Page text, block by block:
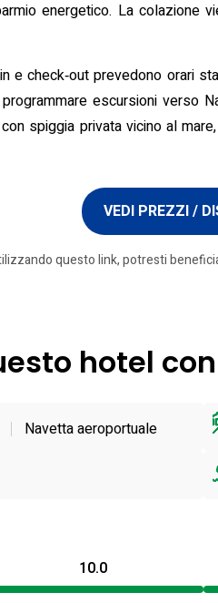
energetico. La colazione
e check‑out prevedono orari
escursioni
spiggia privata vicino al
VEDI PREZZI /
questo link, potresti
hotel
Navetta aeroportuale
10.0